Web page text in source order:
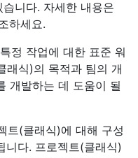
니다. 자세한 내용은
하세요.
정 작업에 대한 표준 워
래식)의 목적과 팀의 개
개발하는 데 도움이 될
트(클래식)에 대해 구성
니다. 프로젝트(클래식)